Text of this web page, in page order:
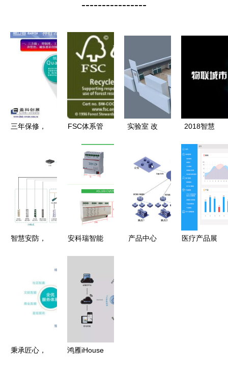
----------------
三年保修，
FSC体系管
FSCC认证
服务与一站
式解决方案
解析
实验室 改
设 提供配
套产品 一
站式服务
厂家图片
高清大图
谷瀑环保
2018智慧
大品牌深度
解析 乐鸟
科技的火安
之道
智慧安防，
电亮相
2024北京
安博会，全
引关注
安科瑞智能
灯光控制软
件
产品中心
医疗产品展
秉承匠心，
鸿雁iHouse